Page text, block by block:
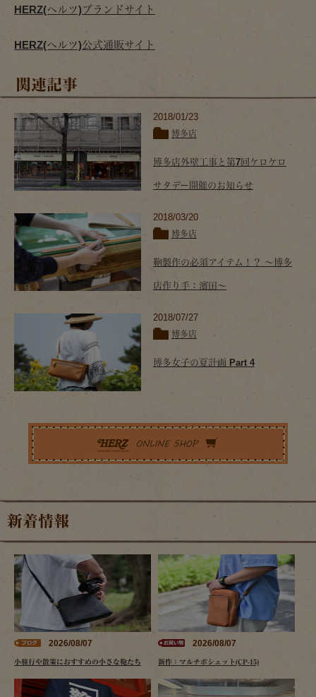
HERZ(ヘルツ)ブランドサイト
HERZ(ヘルツ)公式通販サイト
関連記事
2018/01/23
博多店
博多店外壁工事と第7回ケロケロ
サタデー開催のお知らせ
2018/03/20
博多店
鞄製作の必須アイテム！？ ～博多
店作り手：濱田～
2018/07/27
博多店
博多女子の夏計画 Part 4
新着情報
2026/08/07
小旅行や散策におすすめの小さな鞄たち
2026/08/07
新作：マルチポシェット(CP-15)